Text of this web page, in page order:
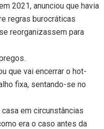
2021, anunciou que havia
regras burocráticas
reorganizassem para
que vai encerrar o hot-
fixa, sentando-se no
em circunstâncias
era o caso antes da